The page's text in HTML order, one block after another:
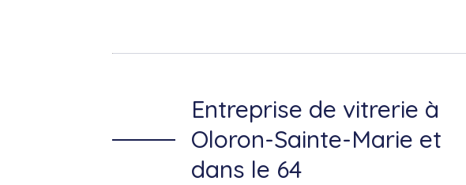
Entreprise de vitrerie à
Oloron-Sainte-Marie et
dans le 64